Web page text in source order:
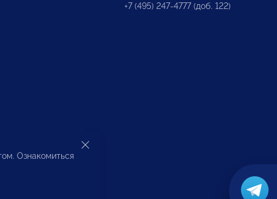
+7 (495) 247-4777 (доб. 122)
Ознакомиться